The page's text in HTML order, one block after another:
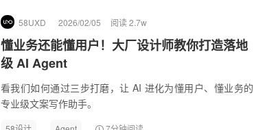
58UXD 2026/02/05 阅读 2.7w
懂业务还能懂用户！大厂设计师教你打造落地
级 AI Agent
看我们如何通过三步打磨，让 AI 进化为懂用户、懂业务的
专业级文案写作助手。